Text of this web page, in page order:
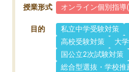
授業形式 オンライン個別指導
目的 私立中学受験対策
高校受験対策
大
国公立2次試験対策
総合型選抜・学校推